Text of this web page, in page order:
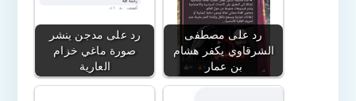
رد على مدجن ينشر
صورة ماغي خزام
العارية
رد على مصطفى
الشرقاوي يكفر هشام
بن عمار